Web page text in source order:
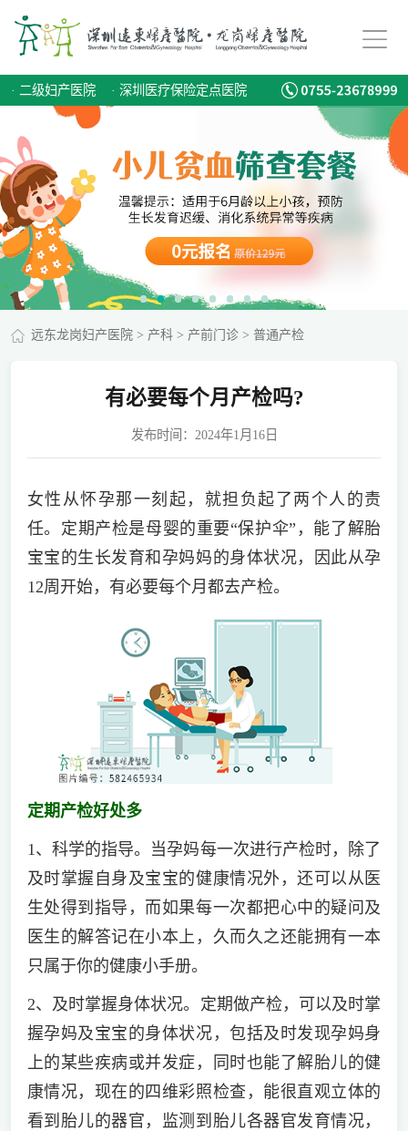
· 二级妇产医院 · 深圳医疗保险定点医院
远东龙岗妇产医院> 产科> 产前门诊> 普通产检
有必要每个月产检吗?
发布时间：2024年1月16日
女性从怀孕那一刻起，就担负起了两个人的责
任。定期产检是母婴的重要“保护伞”，能了解胎
宝宝的生长发育和孕妈妈的身体状况，因此从孕
12周开始，有必要每个月都去产检。
定期产检好处多
1、科学的指导。当孕妈每一次进行产检时，除了
及时掌握自身及宝宝的健康情况外，还可以从医
生处得到指导，而如果每一次都把心中的疑问及
医生的解答记在小本上，久而久之还能拥有一本
只属于你的健康小手册。
2、及时掌握身体状况。定期做产检，可以及时掌
握孕妈及宝宝的身体状况，包括及时发现孕妈身
上的某些疾病或并发症，同时也能了解胎儿的健
康情况，现在的四维彩照检查，能很直观立体的
看到胎儿的器官，监测到胎儿各器官发育情况，